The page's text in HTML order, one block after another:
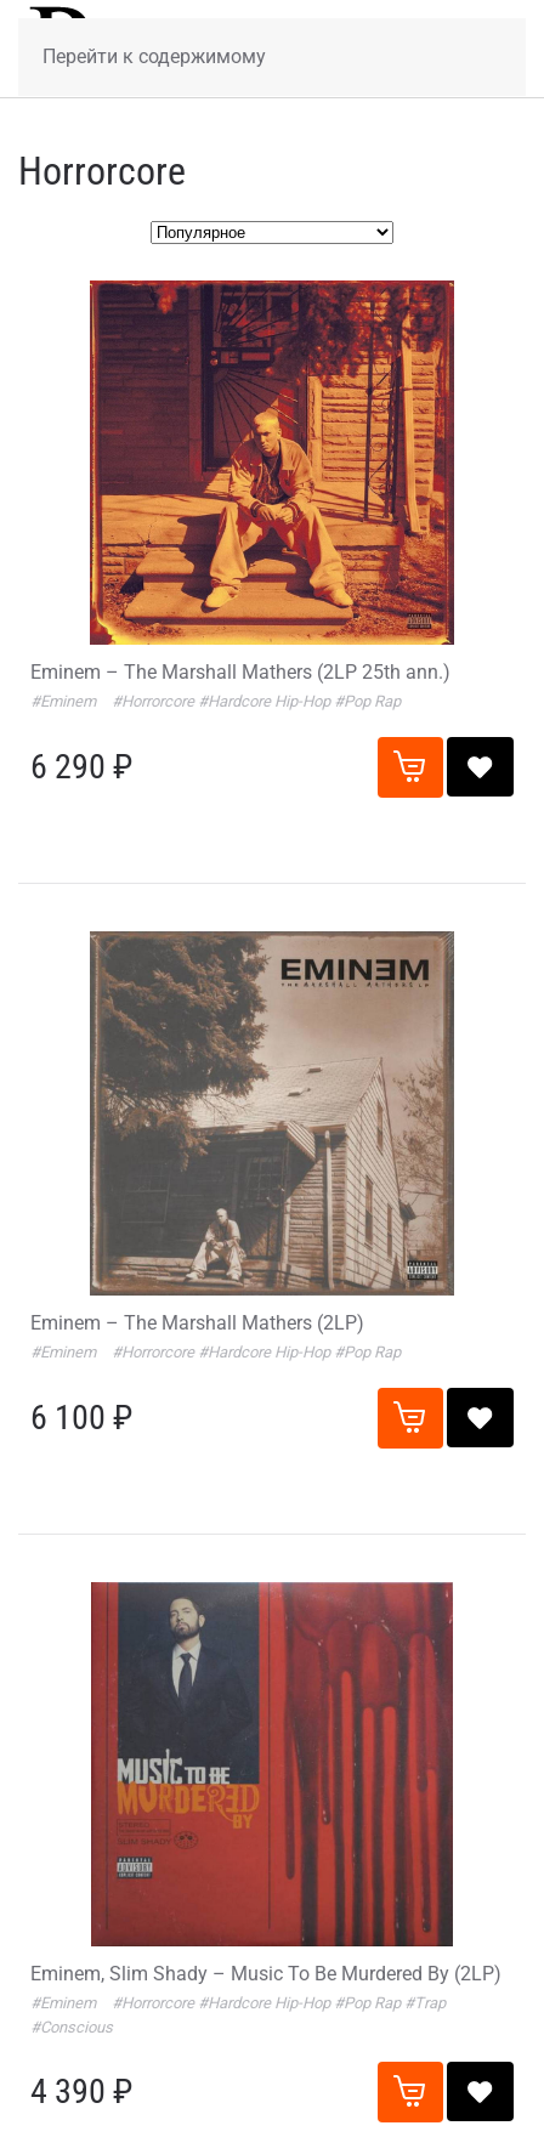
Перейти к содержимому
Horrorcore
Eminem – The Marshall Mathers (2LP 25th ann.)
#Eminem #Horrorcore #Hardcore Hip-Hop #Pop Rap
6 290 ₽
Eminem – The Marshall Mathers (2LP)
#Eminem #Horrorcore #Hardcore Hip-Hop #Pop Rap
6 100 ₽
Eminem, Slim Shady – Music To Be Murdered By (2LP)
#Eminem #Horrorcore #Hardcore Hip-Hop #Pop Rap #Trap
#Conscious
4 390 ₽